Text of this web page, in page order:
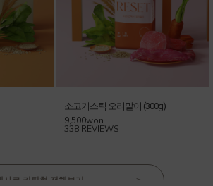
소고기스틱 오리말이 (300g)
9,500won
338 REVIEWS
사료 커팅형 전체보기 >